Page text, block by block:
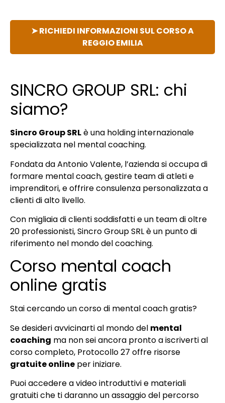
➤ RICHIEDI INFORMAZIONI SUL CORSO A
REGGIO EMILIA
SINCRO GROUP SRL: chi
siamo?
Sincro Group SRLè una holding internazionale
specializzata nel mental coaching.
Fondata da Antonio Valente, l’azienda si occupa di
formare mental coach, gestire team di atleti e
imprenditori, e offrire consulenza personalizzata a
clienti di alto livello.
Con migliaia di clienti soddisfatti e un team di oltre
20 professionisti, Sincro Group SRL è un punto di
riferimento nel mondo del coaching.
Corso mental coach
online gratis
Stai cercando un corso di mental coach gratis?
Se desideri avvicinarti al mondo del mental
coaching ma non sei ancora pronto a iscriverti al
corso completo, Protocollo 27 offre risorse
gratuite online per iniziare.
Puoi accedere a video introduttivi e materiali
gratuiti che ti daranno un assaggio del percorso